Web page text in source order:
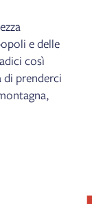
e delle
così
prenderci